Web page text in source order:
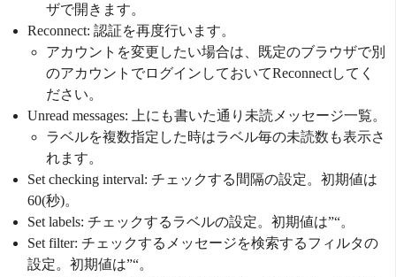
ザで開きます。
Reconnect: 認証を再度行います。
アカウントを変更したい場合は、既定のブラウザで別
のアカウントでログインしておいてReconnectしてく
ださい。
Unread messages: 上にも書いた通り未読メッセージ一覧。
ラベルを複数指定した時はラベル毎の未読数も表示さ
れます。
Set checking interval: チェックする間隔の設定。初期値は
60(秒)。
Set labels: チェックするラベルの設定。初期値は”“。
Set filter: チェックするメッセージを検索するフィルタの
設定。初期値は”“。